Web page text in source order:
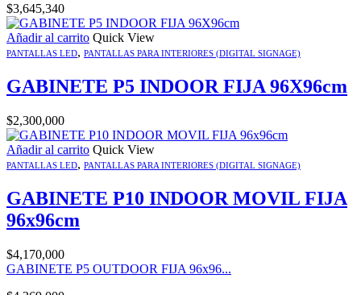
$3,645,340
Añadir al carrito Quick View
PANTALLAS LED, PANTALLAS PARA INTERIORES (DIGITAL SIGNAGE)
GABINETE P5 INDOOR FIJA 96X96cm
$2,300,000
Añadir al carrito Quick View
PANTALLAS LED, PANTALLAS PARA INTERIORES (DIGITAL SIGNAGE)
GABINETE P10 INDOOR MOVIL FIJA
96x96cm
$4,170,000
GABINETE P5 OUTDOOR FIJA 96x96...